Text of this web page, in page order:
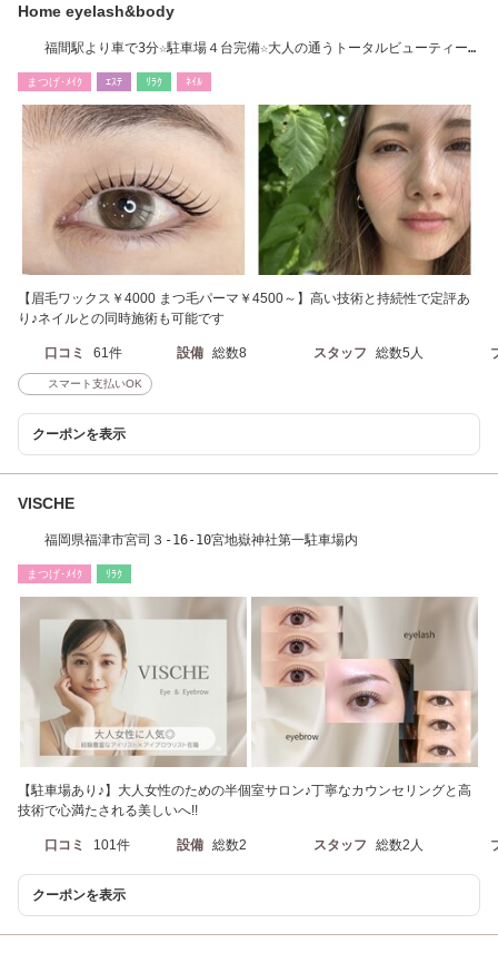
Home eyelash&body
福間駅より車で3分☆駐車場４台完備☆大人の通うトータルビューティー
まつげ･ﾒｲｸ ｴｽﾃ ﾘﾗｸ ﾈｲﾙ
【眉毛ワックス￥4000 まつ毛パーマ￥4500～】高い技術と持続性で定評あ
り♪ネイルとの同時施術も可能です
口コミ 61件 設備 総数8 スタッフ 総数5人
スマート支払いOK
クーポンを表示
VISCHE
福岡県福津市宮司３-16-10宮地嶽神社第一駐車場内
まつげ･ﾒｲｸ ﾘﾗｸ
【駐車場あり♪】大人女性のための半個室サロン♪丁寧なカウンセリングと高
技術で心満たされる美しいへ!!
口コミ 101件 設備 総数2 スタッフ 総数2人
クーポンを表示